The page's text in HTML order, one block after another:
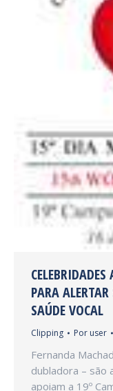
PARA
SAÚDE VOCAL
Clipping Por user
Fernanda
dubladora – são
apoiam a 19º